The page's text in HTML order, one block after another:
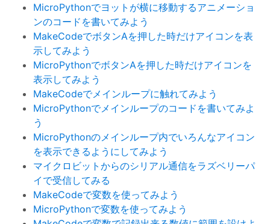
MicroPythonでヨットが横に移動するアニメーショ
ンのコードを書いてみよう
MakeCodeでボタンAを押した時だけアイコンを表
示してみよう
MicroPythonでボタンAを押した時だけアイコンを
表示してみよう
MakeCodeでメインループに触れてみよう
MicroPythonでメインループのコードを書いてみよ
う
MicroPythonのメインループ内でいろんなアイコン
を表示できるようにしてみよう
マイクロビットからのシリアル通信をラズベリーパ
イで受信してみる
MakeCodeで変数を使ってみよう
MicroPythonで変数を使ってみよう